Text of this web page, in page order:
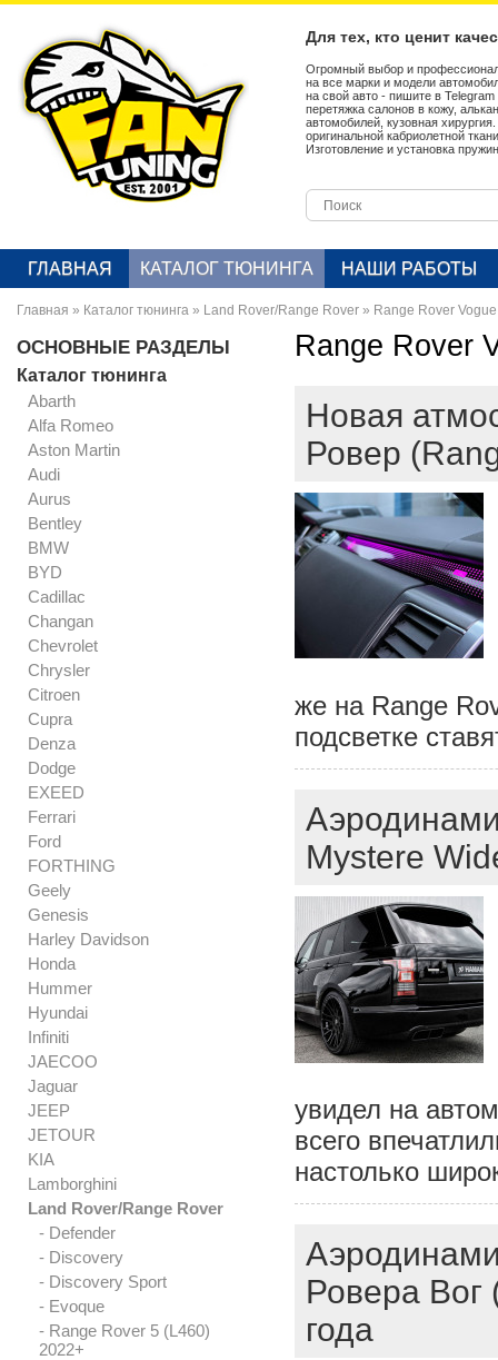
Для тех, кто ценит
Огромный выбор и
на все марки и модели
на свой авто - пишите в
перетяжка салонов в кожу,
автомобилей, кузовная
оригинальной кабриолетной
Изготовление и установка
ГЛАВНАЯ КАТАЛОГ ТЮНИНГА НАШИ РАБОТЫ
Главная » Каталог тюнинга » Land Rover/Range Rover » Range Rover Vogue
ОСНОВНЫЕ РАЗДЕЛЫ
Каталог тюнинга
Abarth
Alfa Romeo
Aston Martin
Audi
Aurus
Bentley
BMW
BYD
Cadillac
Changan
Chevrolet
Chrysler
Citroen
Cupra
Denza
Dodge
EXEED
Ferrari
Ford
FORTHING
Geely
Genesis
Harley Davidson
Honda
Hummer
Hyundai
Infiniti
JAECOO
Jaguar
JEEP
JETOUR
KIA
Lamborghini
Land Rover/Range Rover
- Defender
- Discovery
- Discovery Sport
- Evoque
- Range Rover 5 (L460)
2022+
Range Rover
Новая
Ровер
же на Range
подсветке
Mystere
увидел на
всего
настолько
Ровера Вог
года